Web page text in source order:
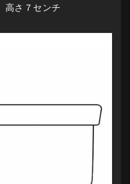
高さ７センチ